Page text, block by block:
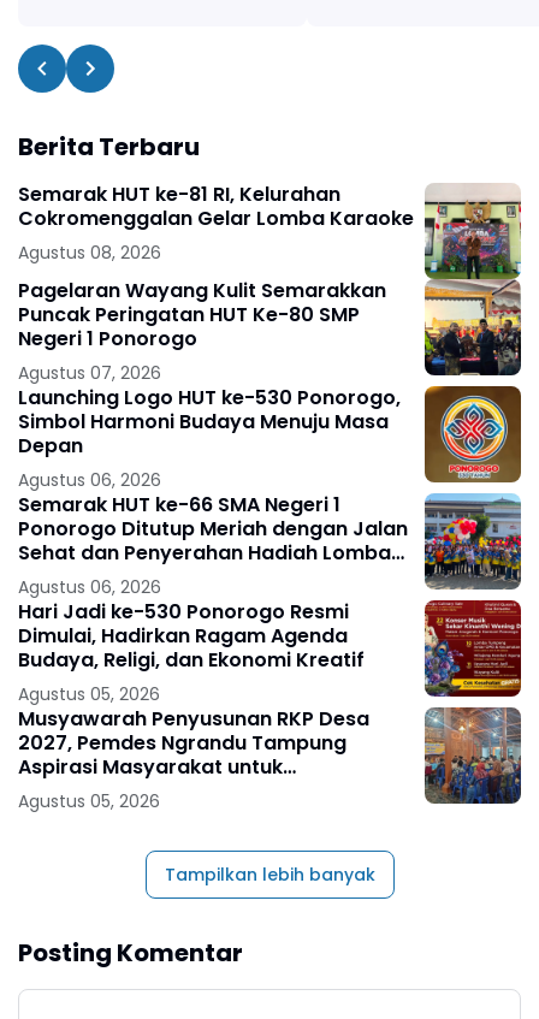
Berita Terbaru
Semarak HUT ke-81 RI, Kelurahan
Cokromenggalan Gelar Lomba Karaoke
Agustus 08, 2026
Pagelaran Wayang Kulit Semarakkan
Puncak Peringatan HUT Ke-80 SMP
Negeri 1 Ponorogo
Agustus 07, 2026
Launching Logo HUT ke-530 Ponorogo,
Simbol Harmoni Budaya Menuju Masa
Depan
Agustus 06, 2026
Semarak HUT ke-66 SMA Negeri 1
Ponorogo Ditutup Meriah dengan Jalan
Sehat dan Penyerahan Hadiah Lomba
Ponorogo – Puncak peringatan Hari
Ulang
Agustus 06, 2026
Hari Jadi ke-530 Ponorogo Resmi
Dimulai, Hadirkan Ragam Agenda
Budaya, Religi, dan Ekonomi Kreatif
Agustus 05, 2026
Musyawarah Penyusunan RKP Desa
2027, Pemdes Ngrandu Tampung
Aspirasi Masyarakat untuk
Pembangunan Berkelanjutan
Agustus 05, 2026
Tampilkan lebih banyak
Posting Komentar